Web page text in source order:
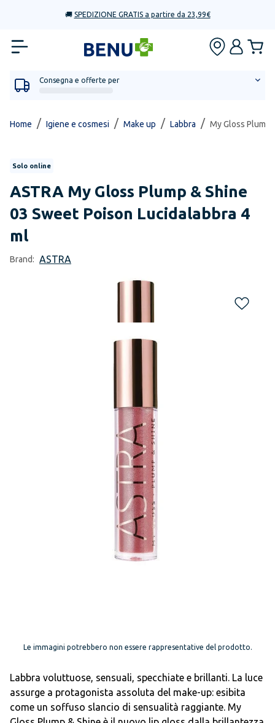
🚚 SPEDIZIONE GRATIS a partire da 23,99€
Consegna e offerte per
Home / Igiene e cosmesi / Make up / Labbra / My Gloss Plump
Solo online
ASTRA My Gloss Plump & Shine
03 Sweet Poison Lucidalabbra 4
ml
Brand: ASTRA
Le immagini potrebbero non essere rappresentative del prodotto.
Labbra voluttuose, sensuali, specchiate e brillanti. La luce
assurge a protagonista assoluta del make-up: esibita
come un soffuso slancio di sensualità raggiante. My